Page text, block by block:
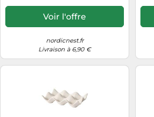
Voir l'offre
nordicnest.fr
Livraison à 6,90 €